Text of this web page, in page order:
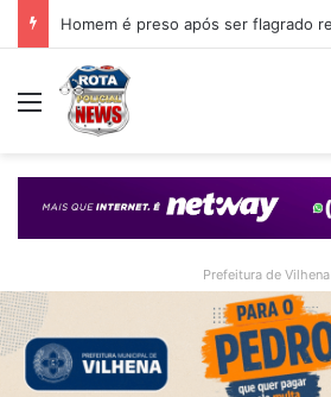
Menu
Prefeitura de Vilhena